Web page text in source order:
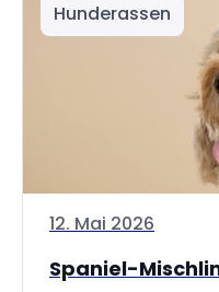
Hunderassen
12. Mai 2026
Spaniel-